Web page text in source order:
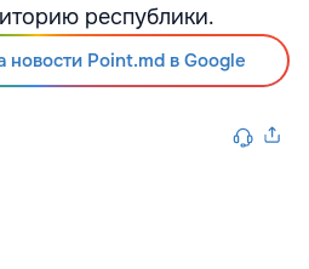
республики.
новости Point.md в Google